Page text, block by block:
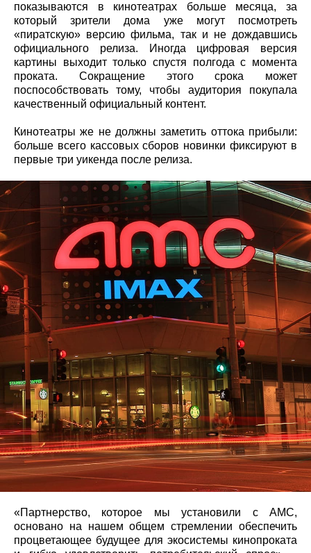
показываются в кинотеатрах больше месяца, за
который зрители дома уже могут посмотреть
«пиратскую» версию фильма, так и не дождавшись
официального релиза. Иногда цифровая версия
картины выходит только спустя полгода с момента
проката. Сокращение этого срока может
поспособствовать тому, чтобы аудитория покупала
качественный официальный контент.
Кинотеатры же не должны заметить оттока прибыли:
больше всего кассовых сборов новинки фиксируют в
первые три уикенда после релиза.
«Партнерство, которое мы установили с AMC,
основано на нашем общем стремлении обеспечить
процветающее будущее для экосистемы кинопроката